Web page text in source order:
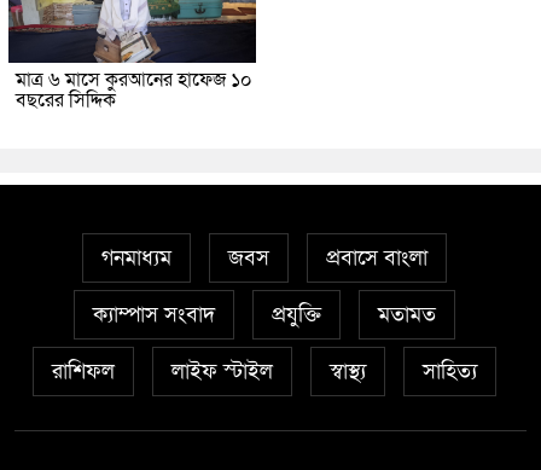
মাত্র ৬ মাসে কুরআনের হাফেজ ১০
বছরের সিদ্দিক
গনমাধ্যম জবস প্রবাসে বাংলা
ক্যাম্পাস সংবাদ প্রযুক্তি মতামত
রাশিফল লাইফ স্টাইল স্বাস্থ্য সাহিত্য